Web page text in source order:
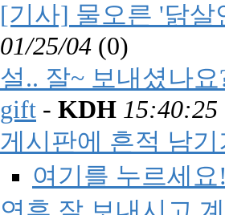
[기사] 물오른 '닭살
01/25/04 (0)
설.. 잘~ 보내셨나요
gift - KDH 15:40:25
게시판에 흔적 남기
여기를 누르세